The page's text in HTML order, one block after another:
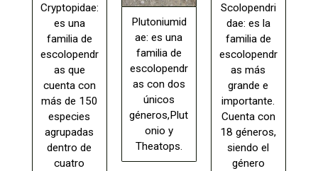
Cryptopidae:
es una
familia de
escolopendr
as que
cuenta con
más de 150
especies
agrupadas
dentro de
cuatro
Plutoniumid
ae: es una
familia de
escolopendr
as con dos
únicos
géneros,Plut
onio y
Theatops.
Scolopendri
dae: es la
familia de
escolopendr
as más
grande e
importante.
Cuenta con
18 géneros,
siendo el
género